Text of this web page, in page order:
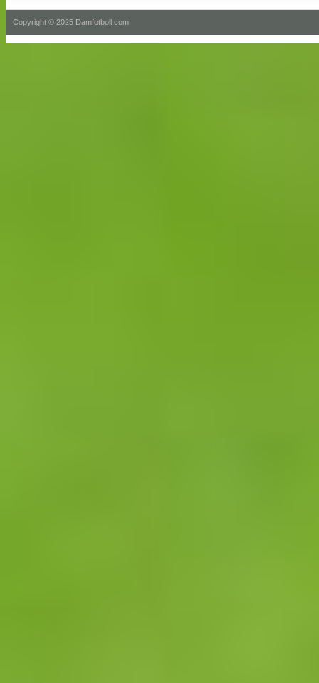
Copyright © 2025 Damfotboll.com